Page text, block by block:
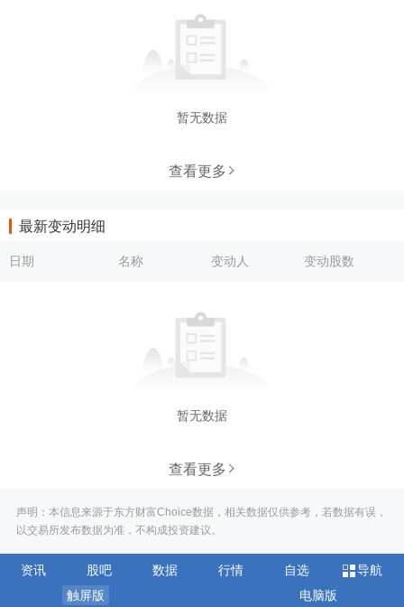
暂无数据
查看更多
最新变动明细
日期 名称 变动人 变动股数
暂无数据
查看更多
声明：本信息来源于东方财富Choice数据，相关数据仅供参考，若数据有误，
以交易所发布数据为准，不构成投资建议。
资讯 股吧 数据 行情 自选
导航
触屏版
电脑版